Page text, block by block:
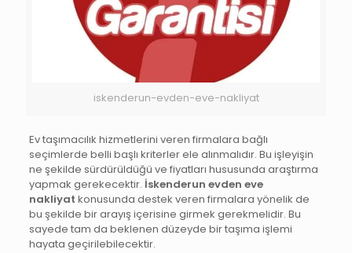
iskenderun-evden-eve-nakliyat
Ev taşımacılık hizmetlerini veren firmalara bağlı
seçimlerde belli başlı kriterler ele alınmalıdır. Bu işleyişin
ne şekilde sürdürüldüğü ve fiyatları hususunda araştırma
yapmak gerekecektir. İskenderun evden eve
nakliyat konusunda destek veren firmalara yönelik de
bu şekilde bir arayış içerisine girmek gerekmelidir. Bu
sayede tam da beklenen düzeyde bir taşıma işlemi
hayata geçirilebilecektir.